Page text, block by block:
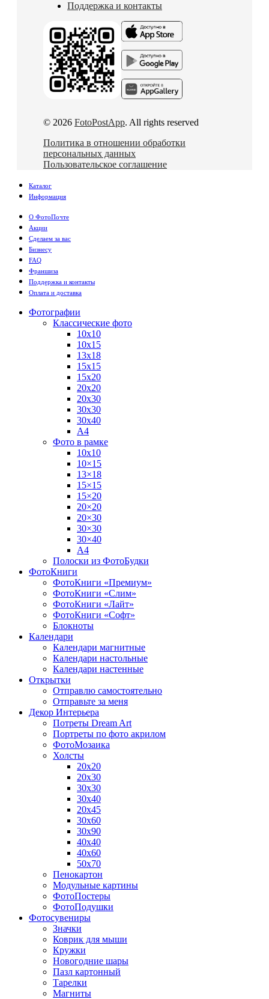
Поддержка и контакты
© 2026 FotoPostApp. All rights reserved
Политика в отношении обработки
персональных данных
Пользовательское соглашение
Каталог
Информация
О ФотоПочте
Акции
Сделаем за вас
Бизнесу
FAQ
Франшиза
Поддержка и контакты
Оплата и доставка
Фотографии
Классические фото
10х10
10х15
13х18
15х15
15х20
20х20
20х30
30х30
30х40
А4
Фото в рамке
10х10
10×15
13×18
15×15
15×20
20×20
20×30
30×30
30×40
A4
Полоски из ФотоБудки
ФотоКниги
ФотоКниги «Премиум»
ФотоКниги «Слим»
ФотоКниги «Лайт»
ФотоКниги «Софт»
Блокноты
Календари
Календари магнитные
Календари настольные
Календари настенные
Открытки
Отправлю самостоятельно
Отправьте за меня
Декор Интерьера
Потреты Dream Art
Портреты по фото акрилом
ФотоМозаика
Холсты
20х20
20х30
30х30
30х40
20х45
30х60
30х90
40х40
40х60
50х70
Пенокартон
Модульные картины
ФотоПостеры
ФотоПодушки
Фотоcувениры
Значки
Коврик для мыши
Кружки
Новогодние шары
Пазл картонный
Тарелки
Магниты